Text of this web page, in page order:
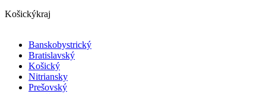
Košickýkraj
Banskobystrický
Bratislavský
Košický
Nitriansky
Prešovský